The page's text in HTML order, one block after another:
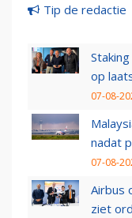
Tip de redactie
op
07-08-
nadat
07-08-
Airbus
ziet